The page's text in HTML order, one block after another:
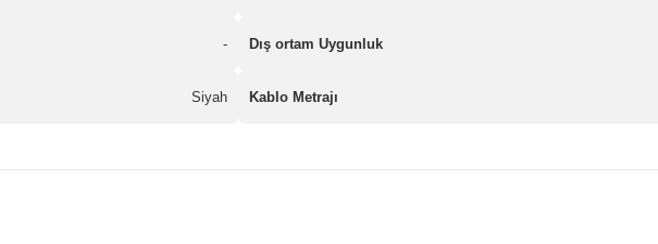
- Dış ortam Uygunluk
Siyah Kablo Metrajı